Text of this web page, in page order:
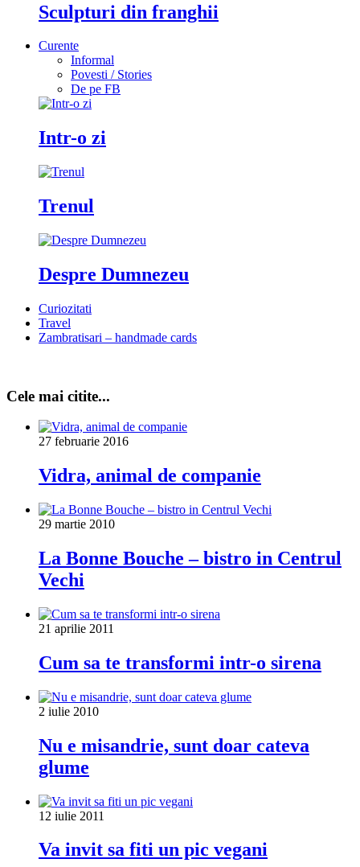
Sculpturi din franghii
Curente
Informal
Povesti / Stories
De pe FB
Intr-o zi
Trenul
Despre Dumnezeu
Curiozitati
Travel
Zambratisari – handmade cards
Cele mai citite...
27 februarie 2016
Vidra, animal de companie
29 martie 2010
La Bonne Bouche – bistro in Centrul
Vechi
21 aprilie 2011
Cum sa te transformi intr-o sirena
2 iulie 2010
Nu e misandrie, sunt doar cateva
glume
12 iulie 2011
Va invit sa fiti un pic vegani